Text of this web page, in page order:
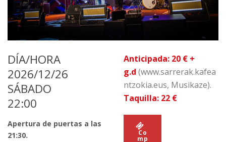
DÍA/HORA
2026/12/26
SÁBADO
22:00
Apertura de puertas a las
21:30.
Anticipada: 20 € +
g.d (www.sarrerak.kafea
ntzokia.eus, Musikaze).
Taquilla: 22 €
Co
mp